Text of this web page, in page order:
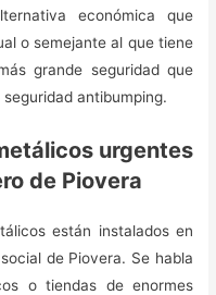
económica que
o semejante al que tiene
grande seguridad que
antibumping.
urgentes
de Piovera
están instalados en
de Piovera. Se habla
o tiendas de enormes